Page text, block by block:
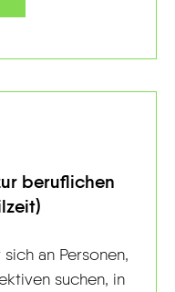
beruflichen
an Personen,
suchen, in